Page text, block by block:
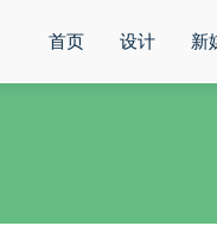
首页 设计 新